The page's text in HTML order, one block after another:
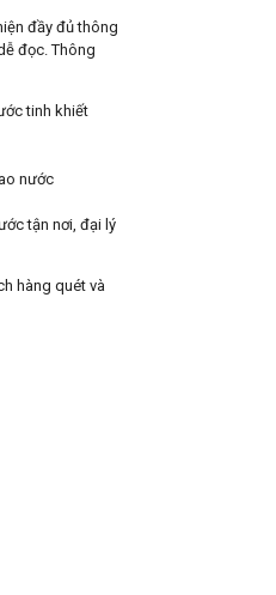
đầy đủ thông
đọc. Thông
tinh khiết
nước
tận nơi, đại lý
hàng quét và